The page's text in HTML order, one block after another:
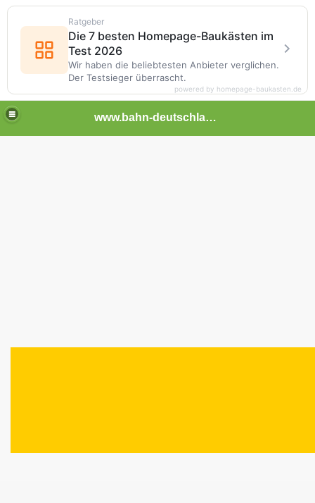
www.bahn-deutschland.de.tl
Ratgeber
Die 7 besten Homepage-Baukästen im
Test 2026
Wir haben die beliebtesten Anbieter verglichen.
Der Testsieger überrascht.
powered by homepage-baukasten.de